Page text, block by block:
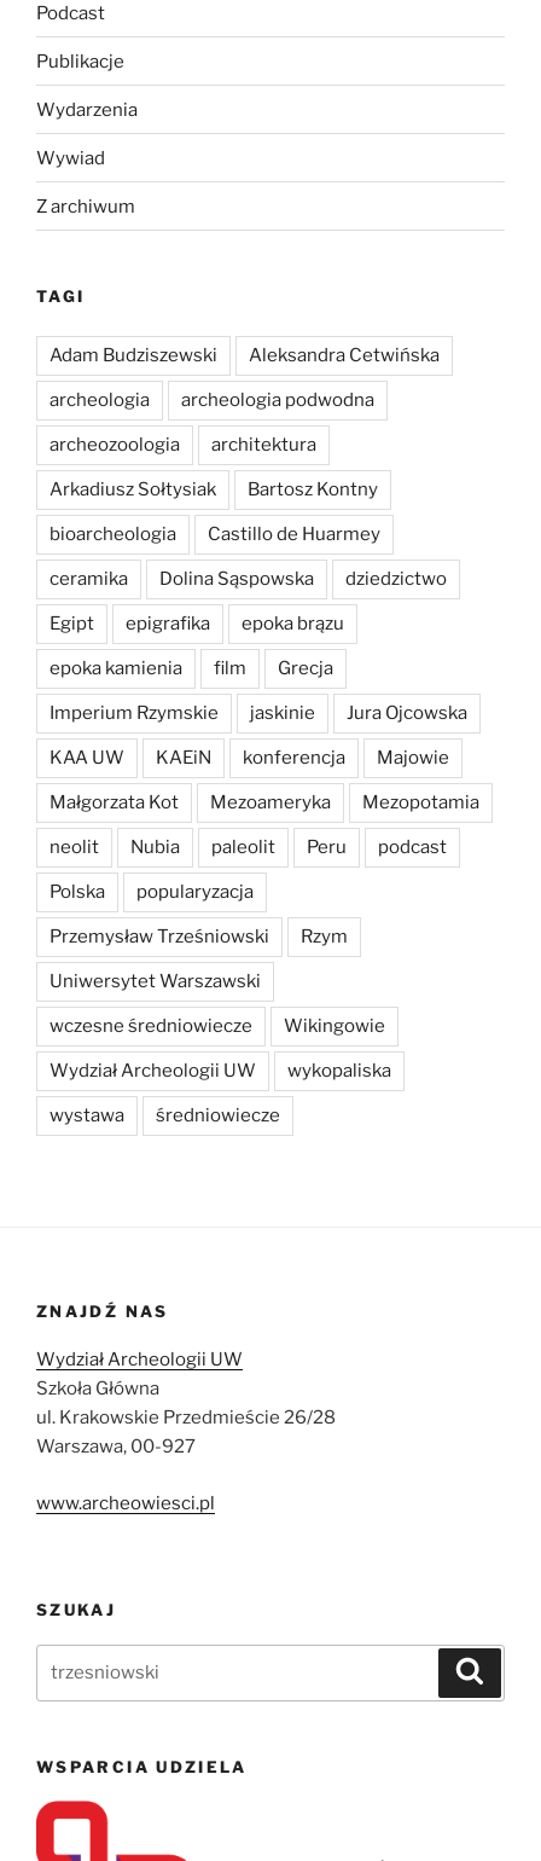
Podcast
Publikacje
Wydarzenia
Wywiad
Z archiwum
TAGI
Adam Budziszewski Aleksandra Cetwińska
archeologia archeologia podwodna
archeozoologia architektura
Arkadiusz Sołtysiak Bartosz Kontny
bioarcheologia Castillo de Huarmey
ceramika Dolina Sąspowska dziedzictwo
Egipt epigrafika epoka brązu
epoka kamienia film Grecja
Imperium Rzymskie jaskinie Jura Ojcowska
KAA UW KAEiN konferencja Majowie
Małgorzata Kot Mezoameryka Mezopotamia
neolit Nubia paleolit Peru podcast
Polska popularyzacja
Przemysław Trześniowski Rzym
Uniwersytet Warszawski
wczesne średniowiecze Wikingowie
Wydział Archeologii UW wykopaliska
wystawa średniowiecze
ZNAJDŹ NAS
Wydział Archeologii UW
Szkoła Główna
ul. Krakowskie Przedmieście 26/28
Warszawa, 00-927
www.archeowiesci.pl
SZUKAJ
WSPARCIA UDZIELA